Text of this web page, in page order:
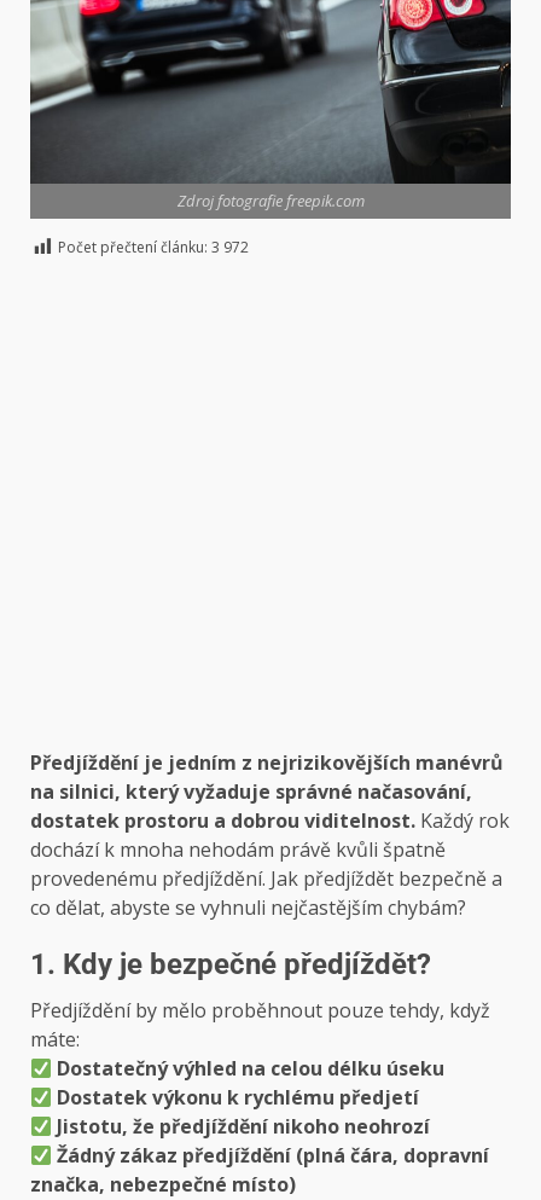
Zdroj fotografie freepik.com
Počet přečtení článku: 3 972
Předjíždění je jedním z nejrizikovějších manévrů
na silnici, který vyžaduje správné načasování,
dostatek prostoru a dobrou viditelnost. Každý rok
dochází k mnoha nehodám právě kvůli špatně
provedenému předjíždění. Jak předjíždět bezpečně a
co dělat, abyste se vyhnuli nejčastějším chybám?
1. Kdy je bezpečné předjíždět?
Předjíždění by mělo proběhnout pouze tehdy, když
máte:
Dostatečný výhled na celou délku úseku
Dostatek výkonu k rychlému předjetí
Jistotu, že předjíždění nikoho neohrozí
Žádný zákaz předjíždění (plná čára, dopravní
značka, nebezpečné místo)